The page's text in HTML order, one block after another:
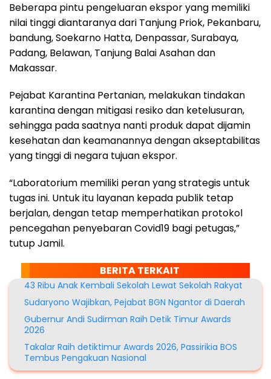
Beberapa pintu pengeluaran ekspor yang memiliki
nilai tinggi diantaranya dari Tanjung Priok, Pekanbaru,
bandung, Soekarno Hatta, Denpassar, Surabaya,
Padang, Belawan, Tanjung Balai Asahan dan
Makassar.
Pejabat Karantina Pertanian, melakukan tindakan
karantina dengan mitigasi resiko dan ketelusuran,
sehingga pada saatnya nanti produk dapat dijamin
kesehatan dan keamanannya dengan akseptabilitas
yang tinggi di negara tujuan ekspor.
“Laboratorium memiliki peran yang strategis untuk
tugas ini. Untuk itu layanan kepada publik tetap
berjalan, dengan tetap memperhatikan protokol
pencegahan penyebaran Covid19 bagi petugas,”
tutup Jamil.
BERITA TERKAIT
43 Ribu Anak Kembali Sekolah Lewat Sekolah Rakyat
Sudaryono Wajibkan, Pejabat BGN Ngantor di Daerah
Gubernur Andi Sudirman Raih Detik Timur Awards
2026
Takalar Raih detiktimur Awards 2026, Passirikia BOS
Tembus Pengakuan Nasional